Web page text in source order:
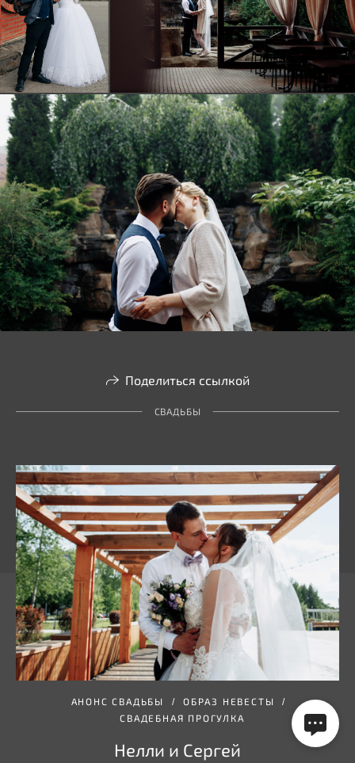
Поделиться ссылкой
СВАДЬБЫ
АНОНС СВАДЬБЫ
ОБРАЗ НЕВЕСТЫ
СВАДЕБНАЯ ПРОГУЛКА
Нелли и Сергей